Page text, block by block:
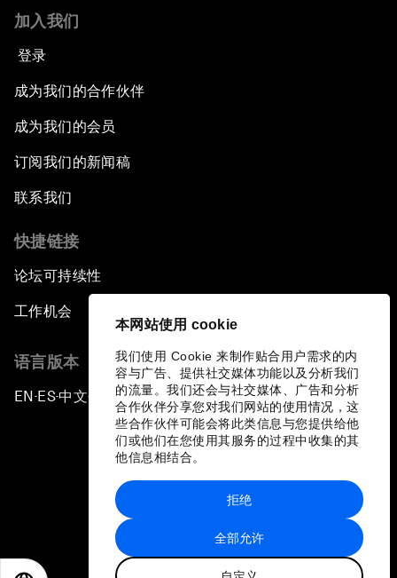
本网站使用 cookie
我们使用 Cookie 来制作贴合用户需求的内
容与广告、提供社交媒体功能以及分析我们
的流量。我们还会与社交媒体、广告和分析
合作伙伴分享您对我们网站的使用情况，这
些合作伙伴可能会将此类信息与您提供给他
们或他们在您使用其服务的过程中收集的其
他信息相结合。
全部允许
拒绝
加入我们
登录
成为我们的合作伙伴
成为我们的会员
订阅我们的新闻稿
联系我们
快捷链接
论坛可持续性
工作机会
语言版本
EN ▪ES▪中文▪ 日本語
站点地图